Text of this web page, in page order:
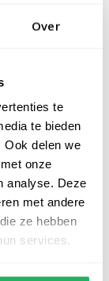
Over
te
te bieden
Ook delen we
onze
analyse. Deze
met andere
ze hebben
services.
op maximaal
van 3 tot 6
kopen
voorraad
zijn onze
Ze zijn
een dubbele